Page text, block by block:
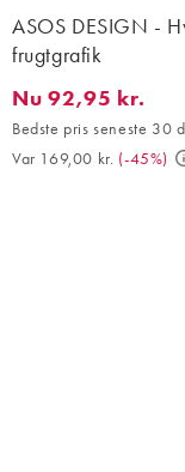
ASOS DESIGN -
frugtgrafik
Nu 92,95 kr..
Nu 92,95 kr.
Bedste pris seneste 30
Var 169,00 kr. (-45%)